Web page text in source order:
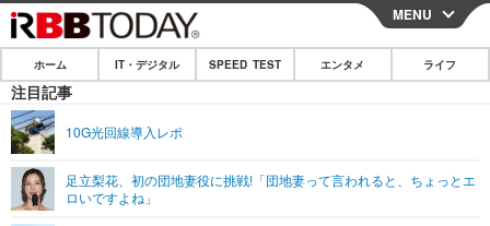
CLOSE
ホーム
IT・デジタル
ネタ
SPEED TEST
エンタメ
MENU
ホーム IT・デジタル SPEED TEST エンタメ ライフ
注目記事
10G光回線導入レポ
足立梨花、初の団地妻役に挑戦!「団地妻って言われると、ちょっとエ
ロいですよね」